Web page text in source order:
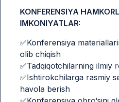
KONFERENSIYA
IMKONIYATLAR:
✅Konferensiya
olib chiqish
✅Tadqiqotchilarning ilmiy
✅Ishtirokchilarga rasmiy
havola berish